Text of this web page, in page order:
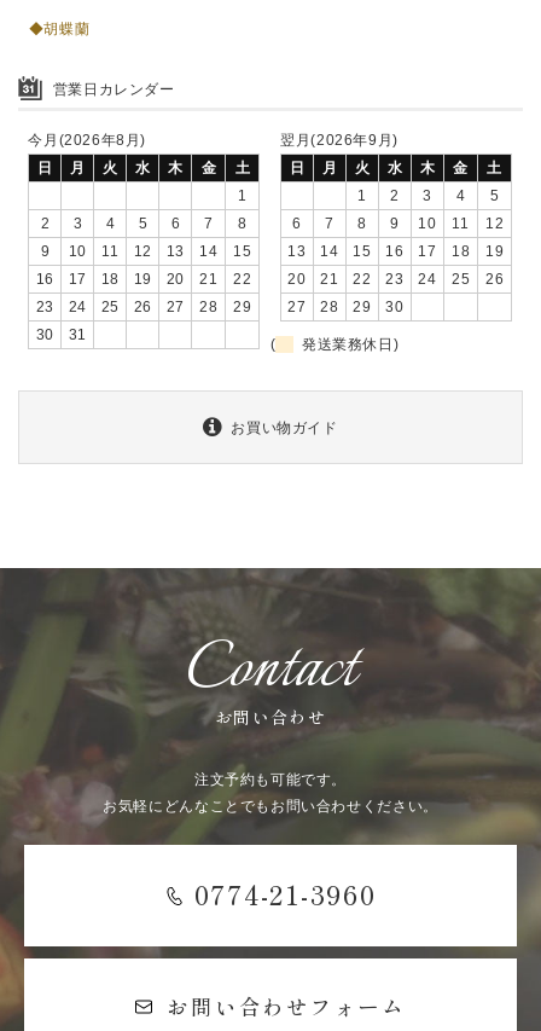
◆胡蝶蘭
営業日カレンダー
今月(2026年8月)
日
月 火 水 木 金
土
1
2
3 4 5 6 7
8
9
10 11 12 13 14
15
16
17 18 19 20 21
22
23
24 25 26 27 28
29
30
31
翌月(2026年9月)
日
月 火 水 木 金
土
1
2 3 4
5
6
7 8 9 10 11
12
13
14 15 16 17 18
19
20
21 22 23 24 25
26
27
28 29 30
( 発送業務休日)
お買い物ガイド
Contact
お問い合わせ
注文予約も可能です。
お気軽にどんなことでもお問い合わせください。
0774-21-3960
お問い合わせフォーム